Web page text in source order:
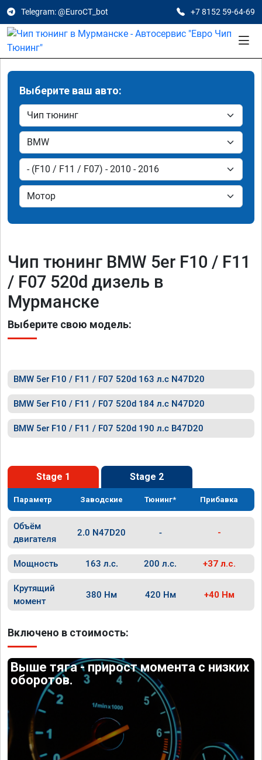
Telegram: @EuroCT_bot +7 8152 59-64-69
Выберите ваш авто:
Чип тюнинг BMW 5er F10 / F11
/ F07 520d дизель в
Мурманске
Выберите свою модель:
BMW 5er F10 / F11 / F07 520d 163 л.с N47D20
BMW 5er F10 / F11 / F07 520d 184 л.с N47D20
BMW 5er F10 / F11 / F07 520d 190 л.с B47D20
Stage 1 Stage 2
Параметр Заводские Тюнинг* Прибавка
Объём
двигателя
2.0 N47D20 - -
Мощность 163 л.с. 200 л.с. +37 л.с.
Крутящий
момент
380 Нм 420 Нм +40 Нм
Включено в стоимость:
Выше тяга - прирост момента с низких
оборотов.